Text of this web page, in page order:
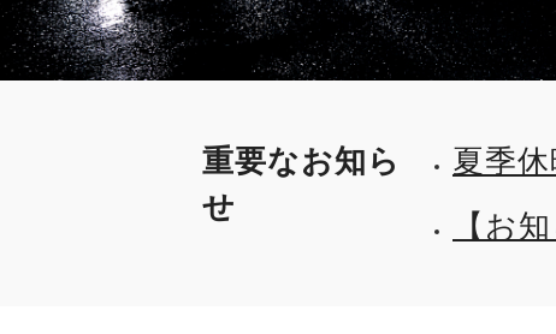
重要なお知ら
せ
夏季
【お